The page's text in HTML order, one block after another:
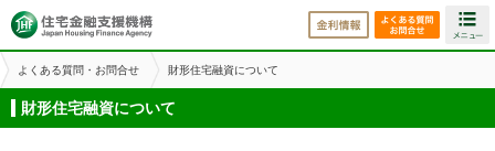
金利情報 よくあ
よくある質問・お問合せ 財形住宅融資について
財形住宅融資について